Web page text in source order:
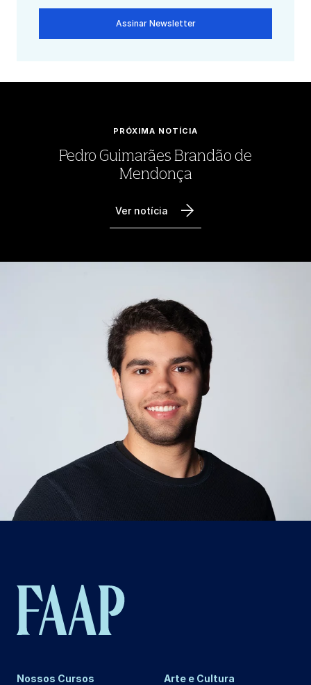
Assinar Newsletter
PRÓXIMA NOTÍCIA
Pedro Guimarães Brandão de
Mendonça
Ver notícia
Nossos Cursos Arte e Cultura